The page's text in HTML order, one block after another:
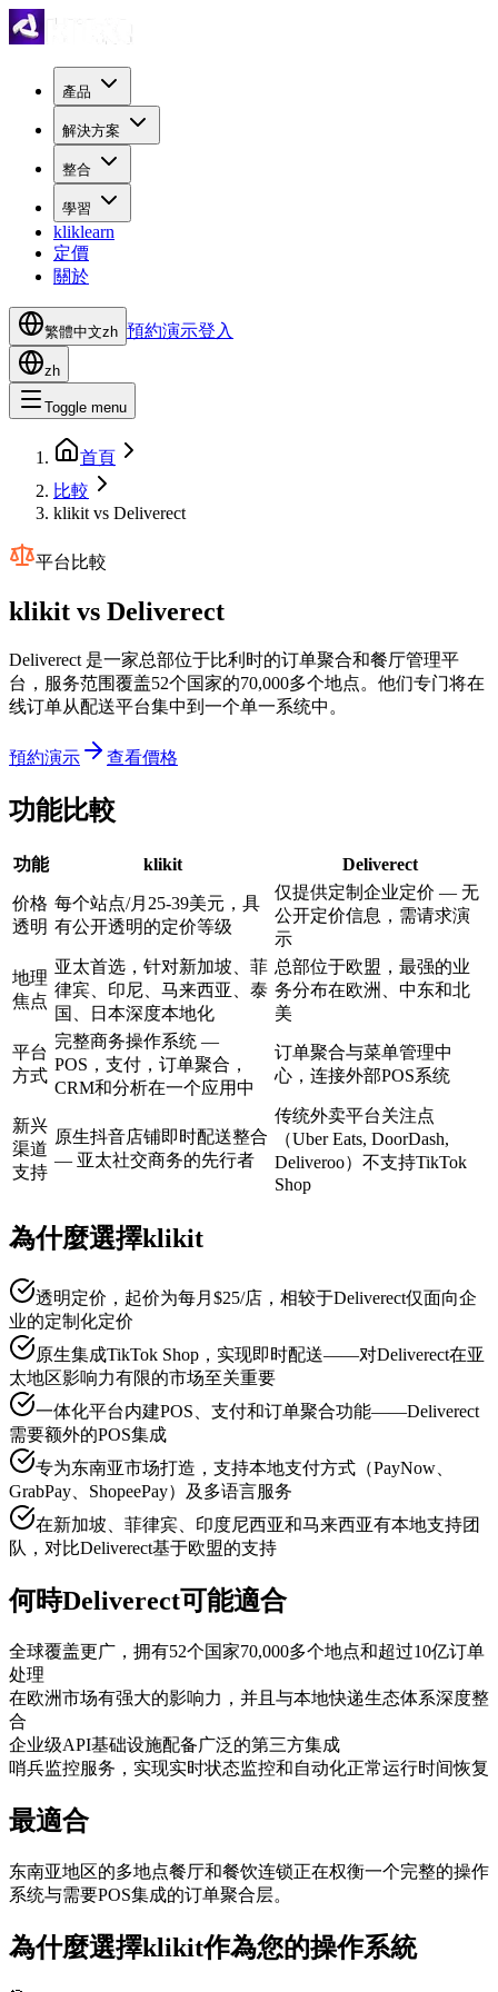
產品
解決方案
整合
學習
kliklearn
定價
關於
繁體中文zh 預約演示登入
zh
Toggle menu
首頁
比較
klikit vs Deliverect
平台比較
klikit vs Deliverect
Deliverect 是一家总部位于比利时的订单聚合和餐厅管理平
台，服务范围覆盖52个国家的70,000多个地点。他们专门将在
线订单从配送平台集中到一个单一系统中。
預約演示 查看價格
功能比較
功能 klikit Deliverect
价格
透明
每个站点/月25-39美元，具
有公开透明的定价等级
仅提供定制企业定价 — 无
公开定价信息，需请求演
示
地理
焦点
亚太首选，针对新加坡、菲
律宾、印尼、马来西亚、泰
国、日本深度本地化
总部位于欧盟，最强的业
务分布在欧洲、中东和北
美
平台
方式
完整商务操作系统 —
POS，支付，订单聚合，
CRM和分析在一个应用中
订单聚合与菜单管理中
心，连接外部POS系统
新兴
渠道
支持
原生抖音店铺即时配送整合
— 亚太社交商务的先行者
传统外卖平台关注点
（Uber Eats, DoorDash,
Deliveroo）不支持TikTok
Shop
為什麼選擇klikit
透明定价，起价为每月$25/店，相较于Deliverect仅面向企
业的定制化定价
原生集成TikTok Shop，实现即时配送——对Deliverect在亚
太地区影响力有限的市场至关重要
一体化平台内建POS、支付和订单聚合功能——Deliverect
需要额外的POS集成
专为东南亚市场打造，支持本地支付方式（PayNow、
GrabPay、ShopeePay）及多语言服务
在新加坡、菲律宾、印度尼西亚和马来西亚有本地支持团
队，对比Deliverect基于欧盟的支持
何時Deliverect可能適合
全球覆盖更广，拥有52个国家70,000多个地点和超过10亿订单
处理
在欧洲市场有强大的影响力，并且与本地快递生态体系深度整
合
企业级API基础设施配备广泛的第三方集成
哨兵监控服务，实现实时状态监控和自动化正常运行时间恢复
最適合
东南亚地区的多地点餐厅和餐饮连锁正在权衡一个完整的操作
系统与需要POS集成的订单聚合层。
為什麼選擇klikit作為您的操作系統